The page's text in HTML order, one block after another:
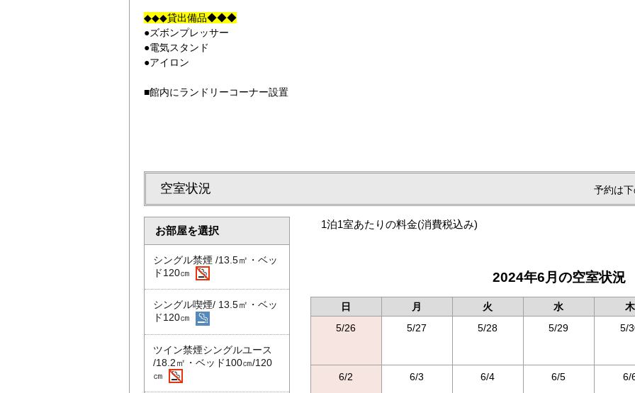
◆◆◆貸出備品◆◆◆
●ズボンプレッサー
●電気スタンド
●アイロン
■館内にランドリーコーナー設置
空室状況 予約は
お部屋を選択
シングル禁煙 /13.5㎡・ベッ
ド120㎝
シングル喫煙/ 13.5㎡・ベッ
ド120㎝
ツイン禁煙シングルユース
/18.2㎡・ベッド100㎝/120
㎝
1泊1室あたりの料金(消費税込み)
2024年6月の空室状況
日 月 火 水
木
5/26
5/27 5/28 5/29 5/
6/2 6/3 6/4 6/5 6/